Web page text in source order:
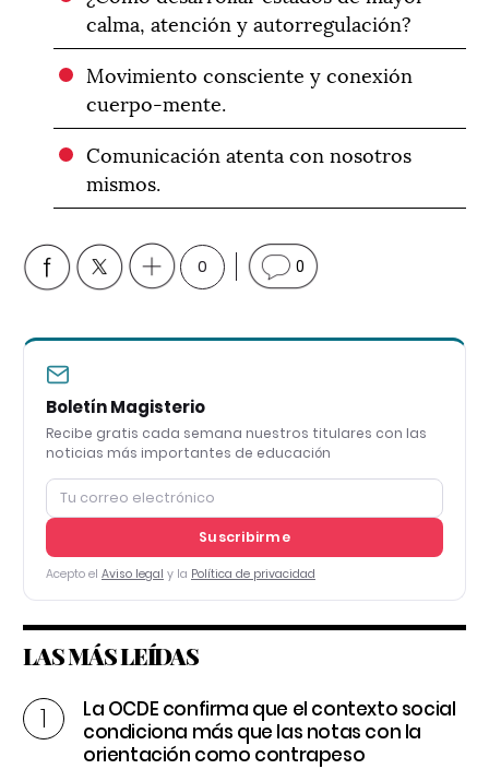
calma, atención y autorregulación?
Movimiento consciente y conexión
cuerpo-mente.
Comunicación atenta con nosotros
mismos.
0 0
Boletín Magisterio
Recibe gratis cada semana nuestros titulares con las
noticias más importantes de educación
Suscribirme
Acepto el Aviso legal y la Política de privacidad
LAS MÁS LEÍDAS
La OCDE confirma que el contexto social
condiciona más que las notas con la
orientación como contrapeso